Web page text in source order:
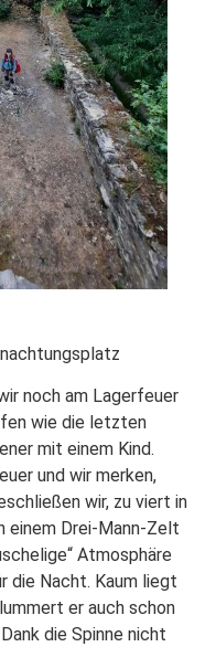
noch am Lagerfeuer
wie die letzten
mit einem Kind.
und wir merken,
wir, zu viert in
einem Drei-Mann-Zelt
Atmosphäre
die Nacht. Kaum liegt
er auch schon
die Spinne nicht